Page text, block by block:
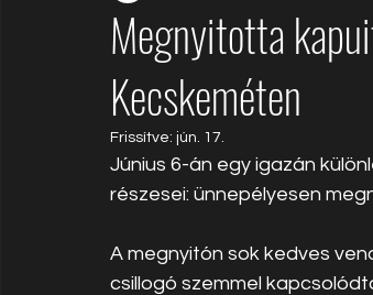
Megnyitotta
Kecskeméten
Frissítve: jún. 17.
Június 6-án egy igazán
részesei: ünnepélyesen
A megnyitón sok kedves
csillogó szemmel